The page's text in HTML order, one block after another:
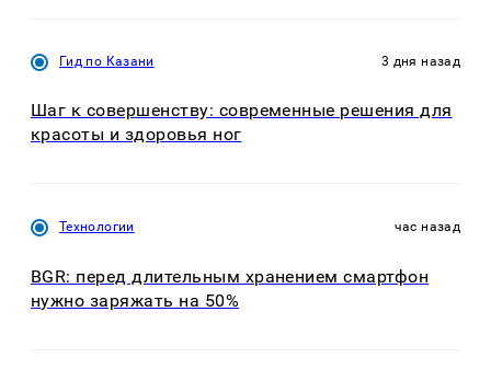
Гид по Казани 3 дня назад
Шаг к совершенству: современные решения для
красоты и здоровья ног
Технологии час назад
BGR: перед длительным хранением смартфон
нужно заряжать на 50%